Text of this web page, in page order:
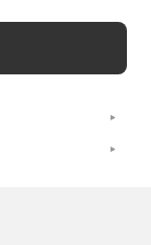
・洗浄・乾燥
同時にかごを